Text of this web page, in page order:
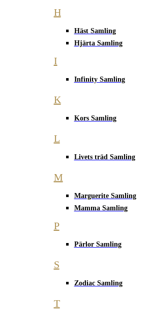
H
Häst Samling
Hjärta Samling
I
Infinity Samling
K
Kors Samling
L
Livets träd Samling
M
Marguerite Samling
Mamma Samling
P
Pärlor Samling
S
Zodiac Samling
T